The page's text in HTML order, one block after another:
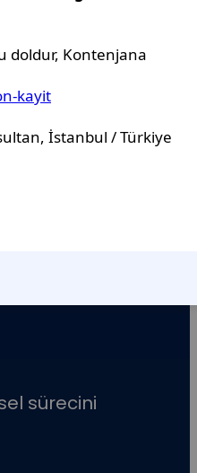
sürecini